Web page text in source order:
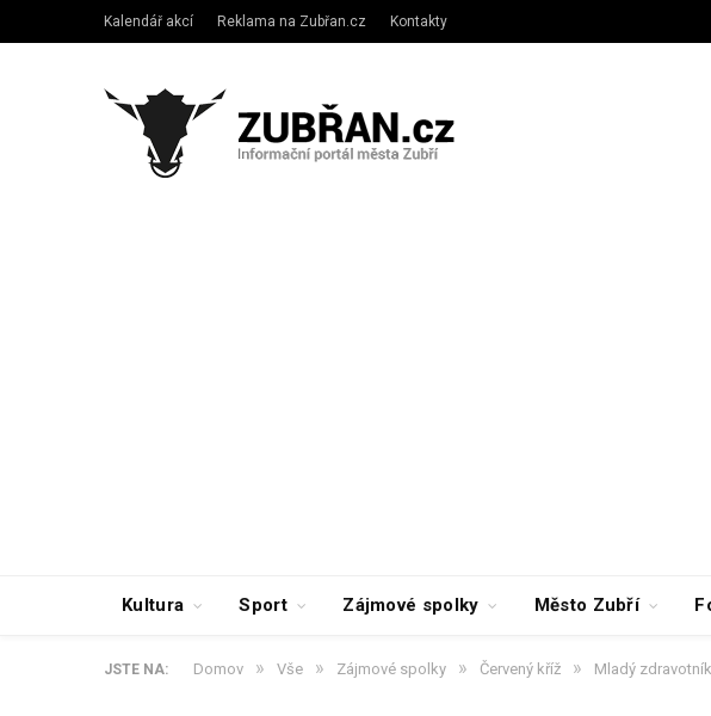
Kalendář akcí Reklama na Zubřan.cz Kontakty
Kultura Sport Zájmové spolky Město Zubří
JSTE NA: Domov » Vše » Zájmové spolky » Červený kříž » Mladý